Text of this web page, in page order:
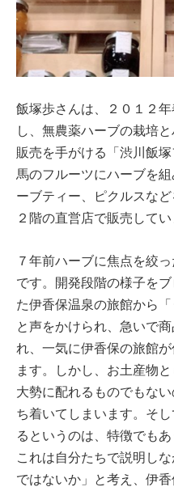
飯塚歩さんは、２０１２
し、無農薬ハーブの栽培
販売を手がける「渋川飯
馬のフルーツにハーブを
ーブティー、ピクルスな
２階の直営店で販売してい
７年前ハーブに焦点を絞
です。開発段階の様子を
た伊香保温泉の旅館から
と声をかけられ、急いで
れ、一気に伊香保の旅館
ます。しかし、お土産物
大勢に配れるものでもな
ち着いてしまいます。そ
るというのは、特徴でも
これは自分たちで説明し
ではないか」と考え、伊香